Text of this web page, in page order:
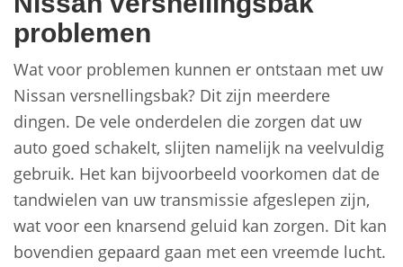
problemen
Wat voor problemen kunnen er ontstaan met uw
Nissan versnellingsbak? Dit zijn meerdere
dingen. De vele onderdelen die zorgen dat uw
auto goed schakelt, slijten namelijk na veelvuldig
gebruik. Het kan bijvoorbeeld voorkomen dat de
tandwielen van uw transmissie afgeslepen zijn,
wat voor een knarsend geluid kan zorgen. Dit kan
bovendien gepaard gaan met een vreemde lucht.